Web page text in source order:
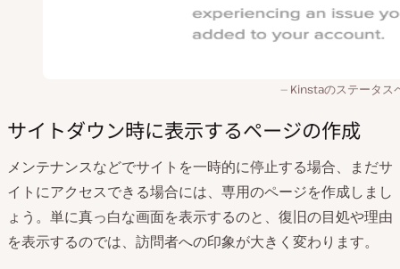
Kinstaのステータス
サイトダウン時に表示するページの作成
メンテナンスなどでサイトを一時的に停止する場合、まだサ
イトにアクセスできる場合には、専用のページを作成しまし
ょう。単に真っ白な画面を表示するのと、復旧の目処や理由
を表示するのでは、訪問者への印象が大きく変わります。